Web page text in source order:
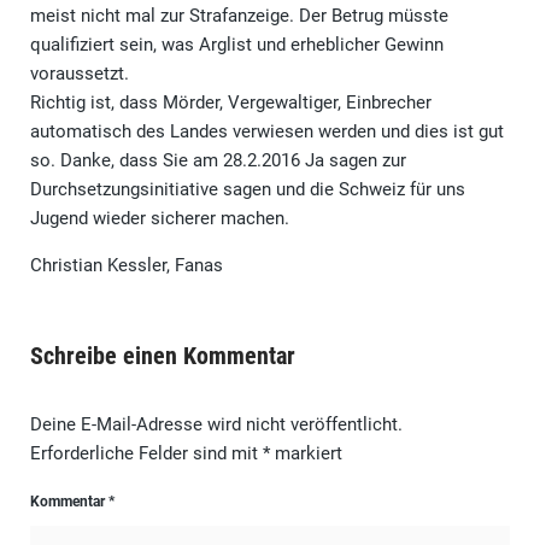
meist nicht mal zur Strafanzeige. Der Betrug müsste
qualifiziert sein, was Arglist und erheblicher Gewinn
voraussetzt.
Richtig ist, dass Mörder, Vergewaltiger, Einbrecher
automatisch des Landes verwiesen werden und dies ist gut
so. Danke, dass Sie am 28.2.2016 Ja sagen zur
Durchsetzungsinitiative sagen und die Schweiz für uns
Jugend wieder sicherer machen.
Christian Kessler, Fanas
Schreibe einen Kommentar
Deine E-Mail-Adresse wird nicht veröffentlicht.
Erforderliche Felder sind mit *markiert
Kommentar*